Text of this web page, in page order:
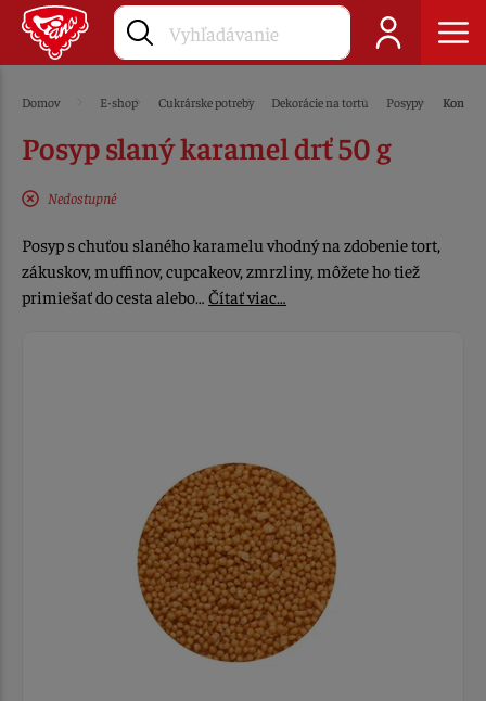
Domov E-shop Cukrárske potreby Dekorácie na tortu Posypy Konfety
Posyp slaný karamel drť 50 g
Nedostupné
Posyp s chuťou slaného karamelu vhodný na zdobenie tort,
zákuskov, muffinov, cupcakeov, zmrzliny, môžete ho tiež
primiešať do cesta alebo… Čítať viac…